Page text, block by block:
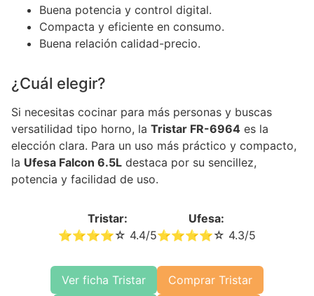
Buena potencia y control digital.
Compacta y eficiente en consumo.
Buena relación calidad-precio.
¿Cuál elegir?
Si necesitas cocinar para más personas y buscas
versatilidad tipo horno, la Tristar FR-6964 es la
elección clara. Para un uso más práctico y compacto,
la Ufesa Falcon 6.5L destaca por su sencillez,
potencia y facilidad de uso.
Tristar:
⭐⭐⭐⭐☆ 4.4/5
Ufesa:
⭐⭐⭐⭐☆ 4.3/5
Ver ficha Tristar Comprar Tristar